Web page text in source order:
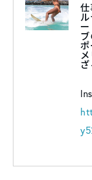
ざ